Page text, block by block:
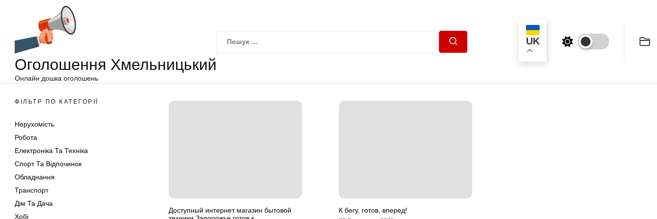
Оголошення Хмельницький
Онлайн дошка оголошень
UK
ФІЛЬТР ПО КАТЕГОРІЇ
Нерухомість
Робота
Електроніка Та Техніка
Спорт Та Відпочинок
Обладнання
Транспорт
Дім Та Дача
Хобі
Доступный интернет магазин бытовой
К бегу, готов, вперед!